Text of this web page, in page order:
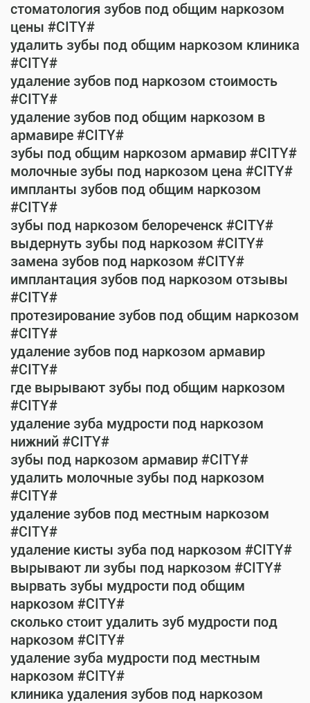
стоматология зубов под общим наркозом
цены #CITY#
удалить зубы под общим наркозом клиника
#CITY#
удаление зубов под наркозом стоимость
#CITY#
удаление зубов под общим наркозом в
армавире #CITY#
зубы под общим наркозом армавир #CITY#
молочные зубы под наркозом цена #CITY#
импланты зубов под общим наркозом
#CITY#
зубы под наркозом белореченск #CITY#
выдернуть зубы под наркозом #CITY#
замена зубов под наркозом #CITY#
имплантация зубов под наркозом отзывы
#CITY#
протезирование зубов под общим наркозом
#CITY#
удаление зубов под наркозом армавир
#CITY#
где вырывают зубы под общим наркозом
#CITY#
удаление зуба мудрости под наркозом
нижний #CITY#
зубы под наркозом армавир #CITY#
удалить молочные зубы под наркозом
#CITY#
удаление зубов под местным наркозом
#CITY#
удаление кисты зуба под наркозом #CITY#
вырывают ли зубы под наркозом #CITY#
вырвать зубы мудрости под общим
наркозом #CITY#
сколько стоит удалить зуб мудрости под
наркозом #CITY#
удаление зуба мудрости под местным
наркозом #CITY#
клиника удаления зубов под наркозом